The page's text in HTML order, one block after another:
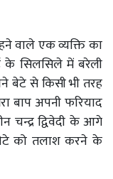
वाले एक व्यक्ति का
के सिलसिले में बरेली
बेटे से किसी भी तरह
बाप अपनी फरियाद
चन्द्र द्विवेदी के आगे
को तलाश करने के